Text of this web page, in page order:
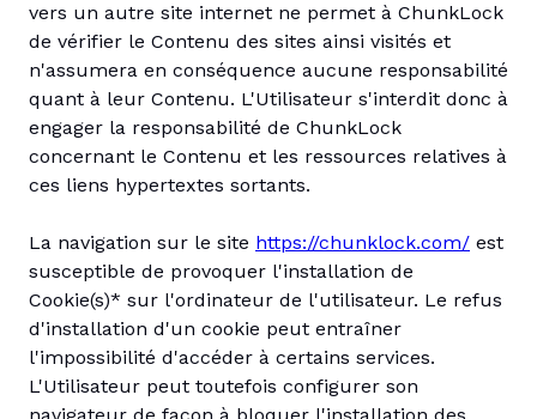
vers un autre site internet ne permet à ChunkLock
de vérifier le Contenu des sites ainsi visités et
n'assumera en conséquence aucune responsabilité
quant à leur Contenu. L'Utilisateur s'interdit donc à
engager la responsabilité de ChunkLock
concernant le Contenu et les ressources relatives à
ces liens hypertextes sortants.
La navigation sur le site https://chunklock.com/ est
susceptible de provoquer l'installation de
Cookie(s)* sur l'ordinateur de l'utilisateur. Le refus
d'installation d'un cookie peut entraîner
l'impossibilité d'accéder à certains services.
L'Utilisateur peut toutefois configurer son